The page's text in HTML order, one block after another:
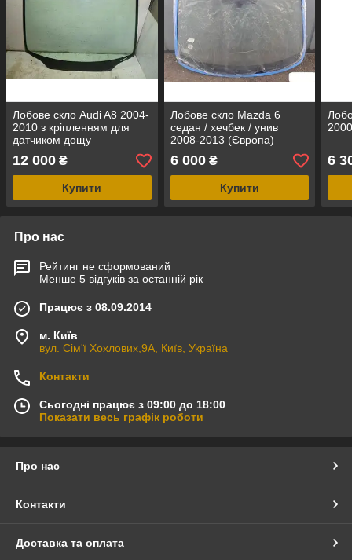
Лобове скло Audi A8 2004-
2010 з кріпленням для
датчиком дощу
12 000 ₴
Купити
Лобове скло Mazda 6
седан / хечбек / унив
2008-2013 (Європа)
6 000₴
Купити
6
Про нас
Рейтинг не сформований
Менше 5 відгуків за останній рік
Працює з 08.09.2014
м. Київ
вул. Сім'ї Хохлових,9А, Київ, Україна
Контакти
Сьогодні працює з 09:00 до 18:00
Показати весь графік роботи
Про нас
Контакти
Доставка та оплата